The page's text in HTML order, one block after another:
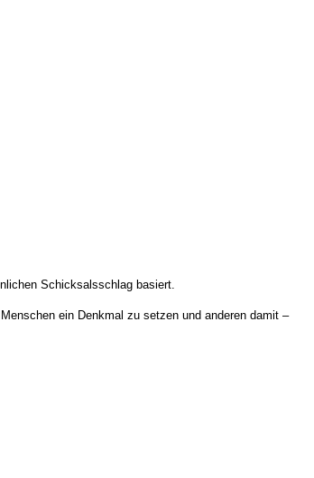
Schicksalsschlag basiert.
ein Denkmal zu setzen und anderen damit –